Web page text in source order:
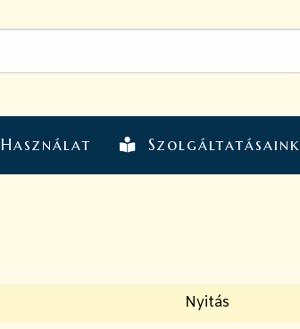
Használat Szolgáltatásaink
Nyitás